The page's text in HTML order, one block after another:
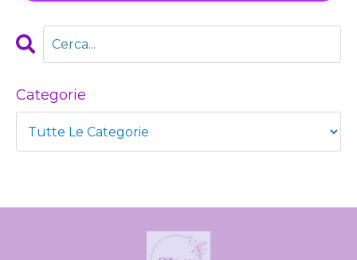
Categorie